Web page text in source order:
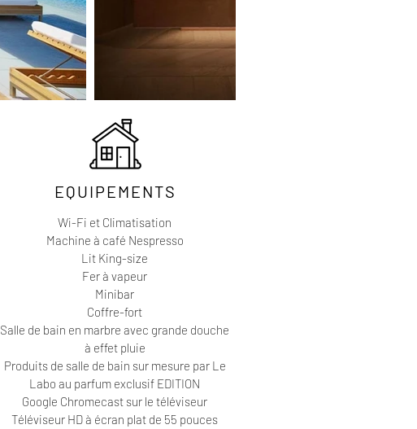
EQUIPEMENTS
Wi-Fi et Climatisation
Machine à café Nespresso
Lit King-size
Fer à vapeur
Minibar
Coffre-fort
Salle de bain en marbre avec grande douche
à effet pluie
Produits de salle de bain sur mesure par Le
Labo au parfum exclusif EDITION
Google Chromecast sur le téléviseur
Téléviseur HD à écran plat de 55 pouces